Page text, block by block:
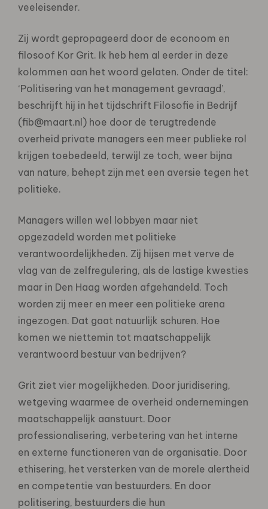
veeleisender.
Zij wordt gepropageerd door de econoom en
filosoof Kor Grit. Ik heb hem al eerder in deze
kolommen aan het woord gelaten. Onder de titel:
‘Politisering van het management gevraagd’,
beschrijft hij in het tijdschrift Filosofie in Bedrijf
(fib@maart.nl) hoe door de terugtredende
overheid private managers een meer publieke rol
krijgen toebedeeld, terwijl ze toch, weer bijna
van nature, behept zijn met een aversie tegen het
politieke.
Managers willen wel lobbyen maar niet
opgezadeld worden met politieke
verantwoordelijkheden. Zij hijsen met verve de
vlag van de zelfregulering, als de lastige kwesties
maar in Den Haag worden afgehandeld. Toch
worden zij meer en meer een politieke arena
ingezogen. Dat gaat natuurlijk schuren. Hoe
komen we niettemin tot maatschappelijk
verantwoord bestuur van bedrijven?
Grit ziet vier mogelijkheden. Door juridisering,
wetgeving waarmee de overheid ondernemingen
maatschappelijk aanstuurt. Door
professionalisering, verbetering van het interne
en externe functioneren van de organisatie. Door
ethisering, het versterken van de morele alertheid
en competentie van bestuurders. En door
politisering, bestuurders die hun